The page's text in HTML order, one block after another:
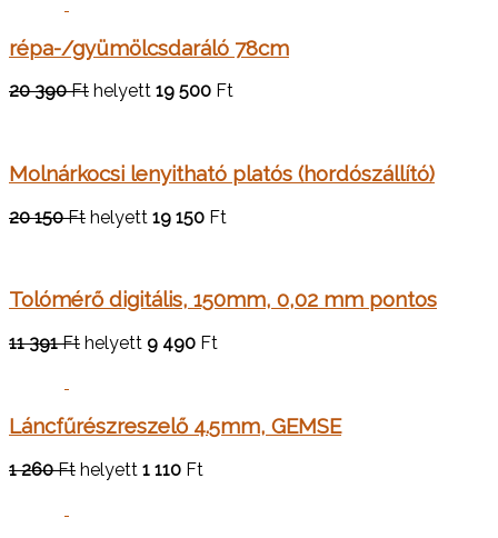
répa-/gyümölcsdaráló 78cm
20 390 Ft helyett 19 500 Ft
Molnárkocsi lenyitható platós (hordószállító)
20 150 Ft helyett 19 150 Ft
Tolómérő digitális, 150mm, 0,02 mm pontos
11 391 Ft helyett 9 490 Ft
Láncfűrészreszelő 4.5mm, GEMSE
1 260 Ft helyett 1 110 Ft